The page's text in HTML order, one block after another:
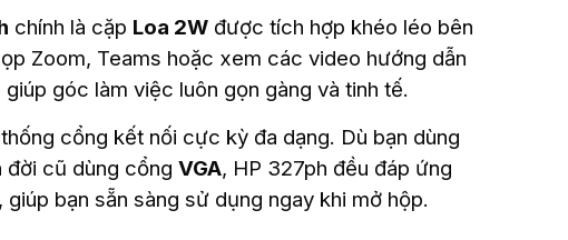
chính là cặp Loa 2W được tích hợp khéo léo bên
Zoom, Teams hoặc xem các video hướng dẫn
góc làm việc luôn gọn gàng và tinh tế.
cổng kết nối cực kỳ đa dạng. Dù bạn dùng
đời cũ dùng cổng VGA, HP 327ph đều đáp ứng
bạn sẵn sàng sử dụng ngay khi mở hộp.